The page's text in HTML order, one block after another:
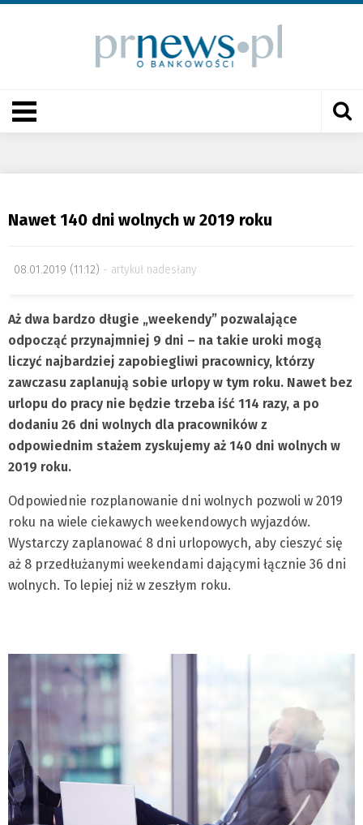
Nawet 140 dni wolnych w 2019 roku
08.01.2019 (11:12) artykuł nadesłany
Aż dwa bardzo długie „weekendy” pozwalające
odpocząć przynajmniej 9 dni – na takie uroki mogą
liczyć najbardziej zapobiegliwi pracownicy, którzy
zawczasu zaplanują sobie urlopy w tym roku. Nawet bez
urlopu do pracy nie będzie trzeba iść 114 razy, a po
dodaniu 26 dni wolnych dla pracowników z
odpowiednim stażem zyskujemy aż 140 dni wolnych w
2019 roku.
Odpowiednie rozplanowanie dni wolnych pozwoli w 2019
roku na wiele ciekawych weekendowych wyjazdów.
Wystarczy zaplanować 8 dni urlopowych, aby cieszyć się
aż 8 przedłużanymi weekendami dającymi łącznie 36 dni
wolnych. To lepiej niż w zeszłym roku.